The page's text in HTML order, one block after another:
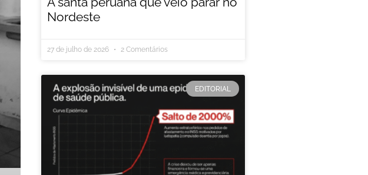
Nordeste
27 de julho de 2026 2 Comentários
EDITORIAL